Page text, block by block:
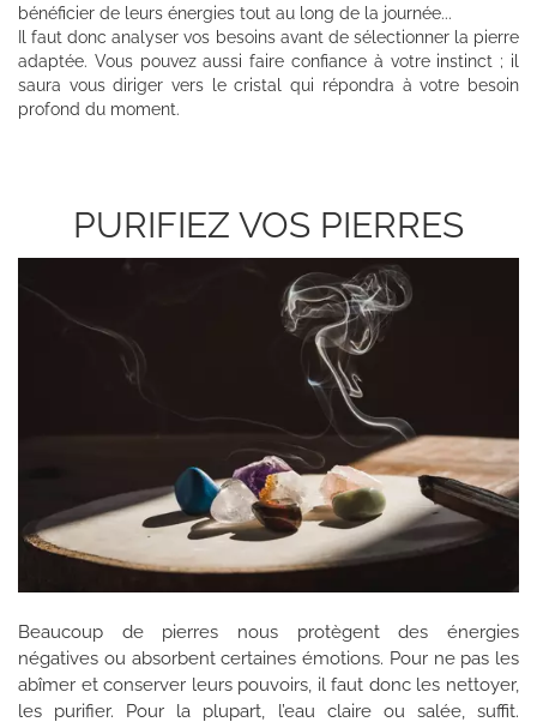
bénéficier de leurs énergies tout au long de la journée...
Il faut donc analyser vos besoins avant de sélectionner la pierre
adaptée. Vous pouvez aussi faire confiance à votre instinct ; il
saura vous diriger vers le cristal qui répondra à votre besoin
profond du moment.
PURIFIEZ VOS PIERRES
Beaucoup de pierres nous protègent des énergies
négatives ou absorbent certaines émotions. Pour ne pas les
abîmer et conserver leurs pouvoirs, il faut donc les nettoyer,
les purifier. Pour la plupart, l’eau claire ou salée, suffit.